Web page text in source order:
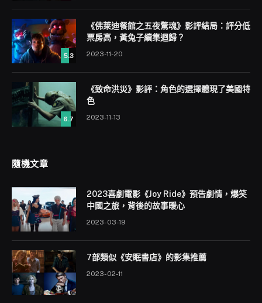
5.3
《佛萊迪餐館之五夜驚魂》影評結局：評分低
票房高，黃兔子續集迴歸？
2023-11-20
6.7
《致命洪災》影評：角色的選擇體現了美國特
色
2023-11-13
隨機文章
2023喜劇電影《Joy Ride》預告劇情，爆笑
中國之旅，背後的故事暖心
2023-03-19
7部類似《安眠書店》的影集推薦
2023-02-11